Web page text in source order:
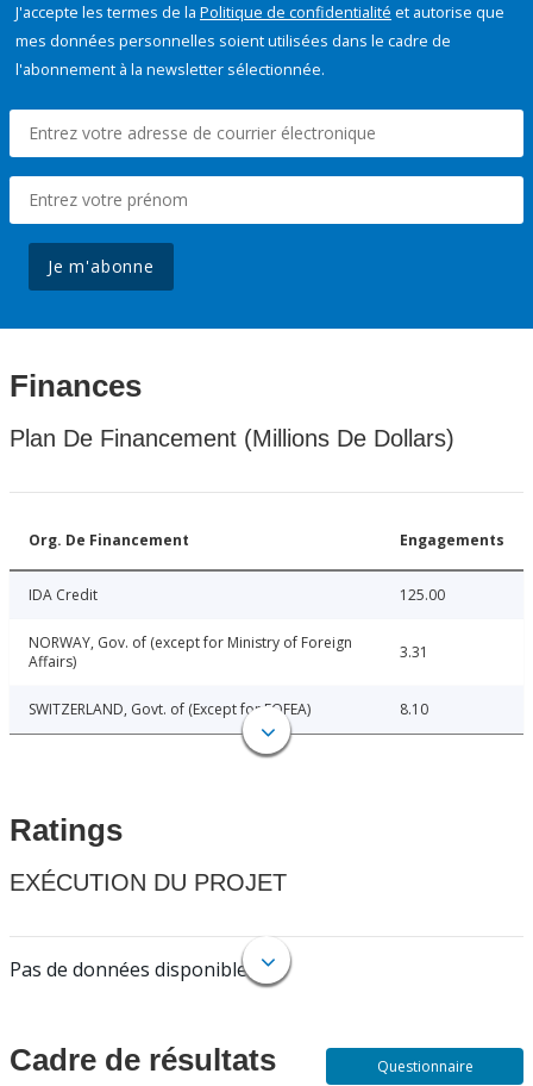
J'accepte les termes de la Politique de confidentialité et autorise que
mes données personnelles soient utilisées dans le cadre de
l'abonnement à la newsletter sélectionnée.
Je m'abonne
Finances
Plan De Financement (Millions De Dollars)
Org. De Financement Engagements
IDA Credit 125.00
NORWAY, Gov. of (except for Ministry of Foreign
Affairs)
3.31
SWITZERLAND, Govt. of (Except for FOFEA) 8.10
Ratings
EXÉCUTION DU PROJET
Pas de données disponibles.
Cadre de résultats Questionnaire